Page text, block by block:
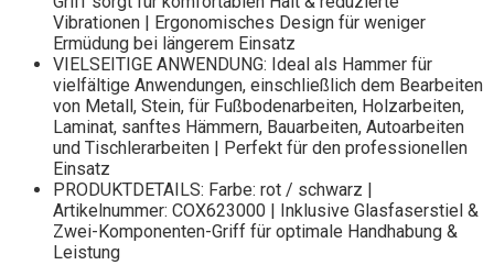
Vibrationen | Ergonomisches Design für weniger
Ermüdung bei längerem Einsatz
VIELSEITIGE ANWENDUNG: Ideal als Hammer für
vielfältige Anwendungen, einschließlich dem Bearbeiten
von Metall, Stein, für Fußbodenarbeiten, Holzarbeiten,
Laminat, sanftes Hämmern, Bauarbeiten, Autoarbeiten
und Tischlerarbeiten | Perfekt für den professionellen
Einsatz
PRODUKTDETAILS: Farbe: rot / schwarz |
Artikelnummer: COX623000 | Inklusive Glasfaserstiel &
Zwei-Komponenten-Griff für optimale Handhabung &
Leistung